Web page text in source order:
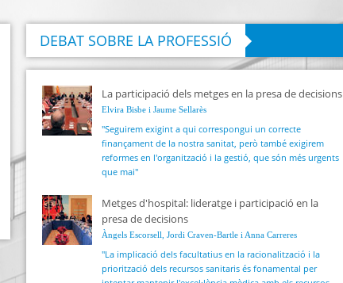
DEBAT SOBRE LA PROFESSIÓ
La participació dels metges en la presa de decisions
Elvira Bisbe i Jaume Sellarès
"Seguirem exigint a qui correspongui un correcte
finançament de la nostra sanitat, però també exigirem
reformes en l'organització i la gestió, que són més urgents
que mai"
Metges d'hospital: lideratge i participació en la
presa de decisions
Àngels Escorsell, Jordi Craven-Bartle i Anna Carreres
"La implicació dels facultatius en la racionalització i la
priorització dels recursos sanitaris és fonamental per